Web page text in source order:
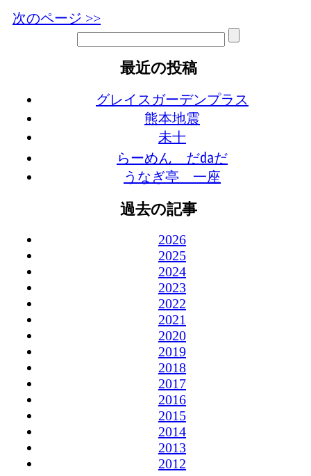
次のページ >>
最近の投稿
グレイスガーデンプラス
熊本地震
未十
らーめん だ㍲だ
うなぎ亭 一座
過去の記事
2026
2025
2024
2023
2022
2021
2020
2019
2018
2017
2016
2015
2014
2013
2012